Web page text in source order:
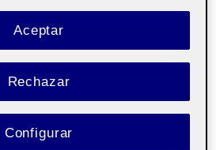
Rechazar
Aceptar
Configurar